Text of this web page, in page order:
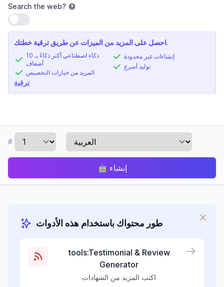
Search the web?
استخدام الإعداد
احصل على المزيد من الميزات عن طريق ترقية خطتك.
ذكاء اصطناعي أكثر ذكاءً بـ 10
أضعاف
المزيد من خيارات التخصيص
إنشاءات غير محدودة
توليد أسرع
ترقية
#
🤖 إنشاء
طور محتواك باستخدام هذه الأدوات
tools:Testimonial & Review
Generator
اكتب المزيد من الشهادات